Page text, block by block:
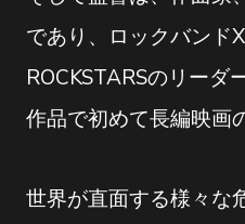
であり、ロックバンド
ROCKSTARSのリーダ
作品で初めて長編映画
世界が直面する様々な